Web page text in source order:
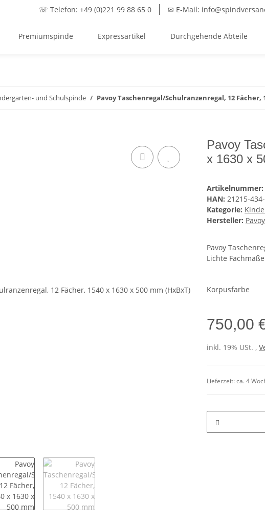
☏ Telefon: +49 (0)221 99 88 65 0 ✉ E-Mail:
Premiumspinde Expressartikel Durchgehende Abteile
und Schulspinde Pavoy Taschenregal/Schulranzenregal, 12 Fächer,
Pavoy
x 1630 x
Artikelnummer:
HAN: 21215-
Kategorie:
Hersteller: Pavoy
Pavoy
Lichte
Korpusfarbe
750,00
inkl. 19% USt. ,
Lieferzeit:ca. 4